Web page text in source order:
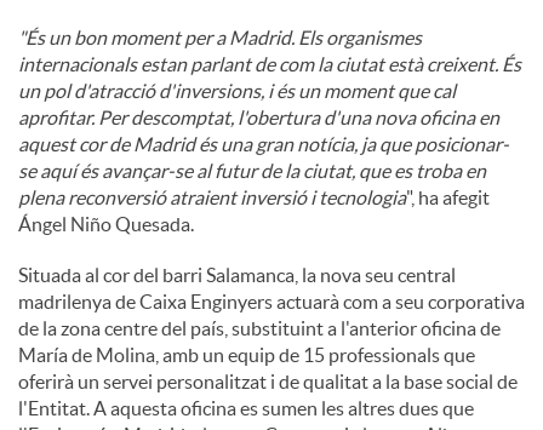
"És un bon moment per a Madrid. Els organismes
internacionals estan parlant de com la ciutat està creixent. És
un pol d'atracció d'inversions, i és un moment que cal
aprofitar. Per descomptat, l'obertura d'una nova oficina en
aquest cor de Madrid és una gran notícia, ja que posicionar-
se aquí és avançar-se al futur de la ciutat, que es troba en
plena reconversió atraient inversió i tecnologia", ha afegit
Ángel Niño Quesada.
Situada al cor del barri Salamanca, la nova seu central
madrilenya de Caixa Enginyers actuarà com a seu corporativa
de la zona centre del país, substituint a l'anterior oficina de
María de Molina, amb un equip de 15 professionals que
oferirà un servei personalitzat i de qualitat a la base social de
l'Entitat. A aquesta oficina es sumen les altres dues que